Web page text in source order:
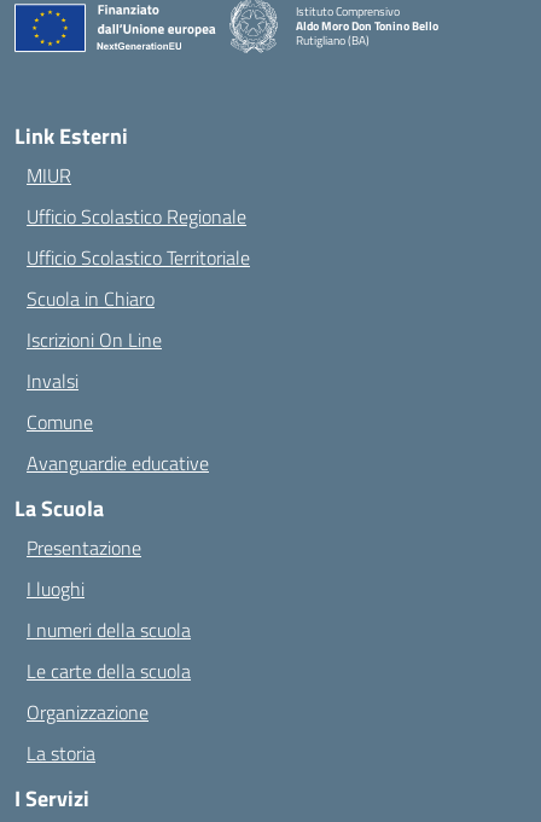
Istituto Comprensivo
Aldo Moro Don Tonino Bello
Rutigliano (BA)
— Visita la pagina iniziale della scuola
Link Esterni
MIUR
Ufficio Scolastico Regionale
Ufficio Scolastico Territoriale
Scuola in Chiaro
Iscrizioni On Line
Invalsi
Comune
Avanguardie educative
La Scuola
Presentazione
I luoghi
I numeri della scuola
Le carte della scuola
Organizzazione
La storia
I Servizi